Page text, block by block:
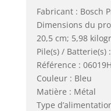
Fabricant : Bosch
Dimensions du
20,5 cm; 5,98
Pile(s) /
Référence :
Couleur : Bleu
Matière : Métal
Type